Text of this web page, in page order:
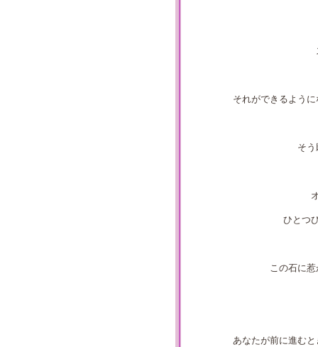
それができるよう
そ
ひとつ
この石に
あなたが前に進む